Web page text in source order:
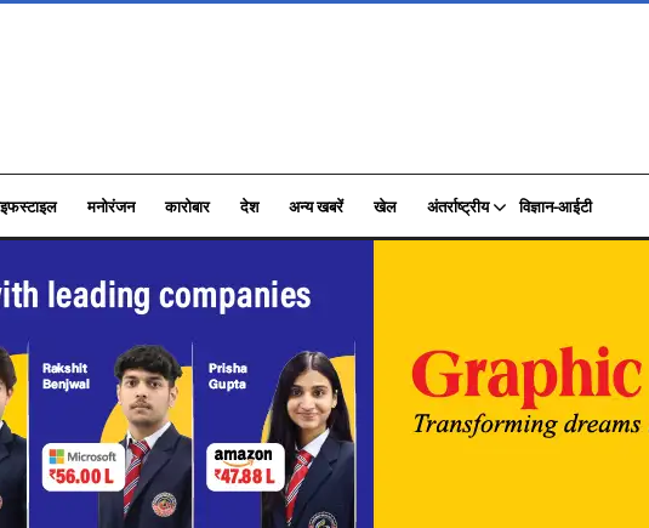
मनोरंजन कारोबार देश अन्य खबरें खेल अंतर्राष्ट्रीय विज्ञान-आईटी